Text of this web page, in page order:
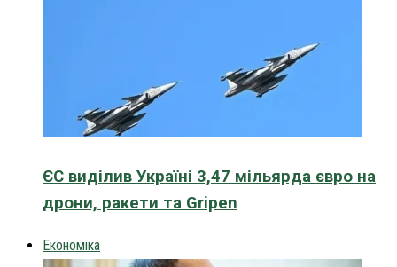
ЄС виділив Україні 3,47 мільярда євро на
дрони, ракети та Gripen
Економіка